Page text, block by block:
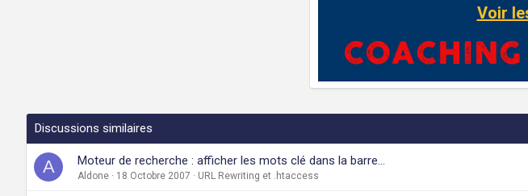
Voir
Discussions similaires
A Moteur de recherche : afficher les mots clé dans la barre...
Aldone 18 Octobre 2007 URL Rewriting et .htaccess